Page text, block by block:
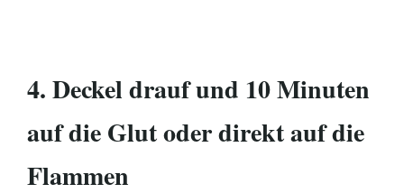
4. Deckel drauf und 10 Minuten
auf die Glut oder direkt auf die
Flammen